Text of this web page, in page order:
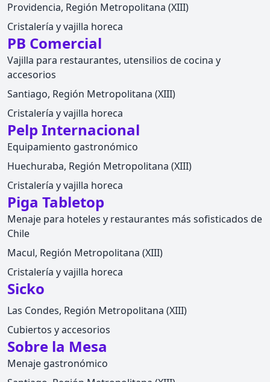
Providencia, Región Metropolitana (XIII)
Cristalería y vajilla horeca
PB Comercial
Vajilla para restaurantes, utensilios de cocina y
accesorios
Santiago, Región Metropolitana (XIII)
Cristalería y vajilla horeca
Pelp Internacional
Equipamiento gastronómico
Huechuraba, Región Metropolitana (XIII)
Cristalería y vajilla horeca
Piga Tabletop
Menaje para hoteles y restaurantes más sofisticados de
Chile
Macul, Región Metropolitana (XIII)
Cristalería y vajilla horeca
Sicko
Las Condes, Región Metropolitana (XIII)
Cubiertos y accesorios
Sobre la Mesa
Menaje gastronómico